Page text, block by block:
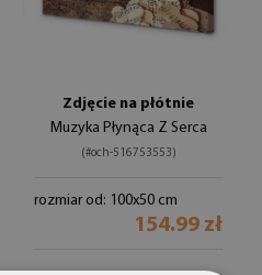
Zdjęcie na płótnie
Muzyka Płynąca Z Serca
(#och-516753553)
rozmiar od: 100x50 cm
154.99 zł